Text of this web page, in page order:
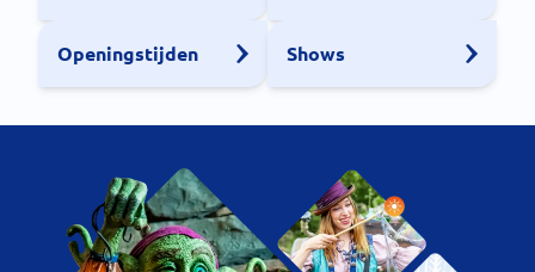
Openingstijden Shows